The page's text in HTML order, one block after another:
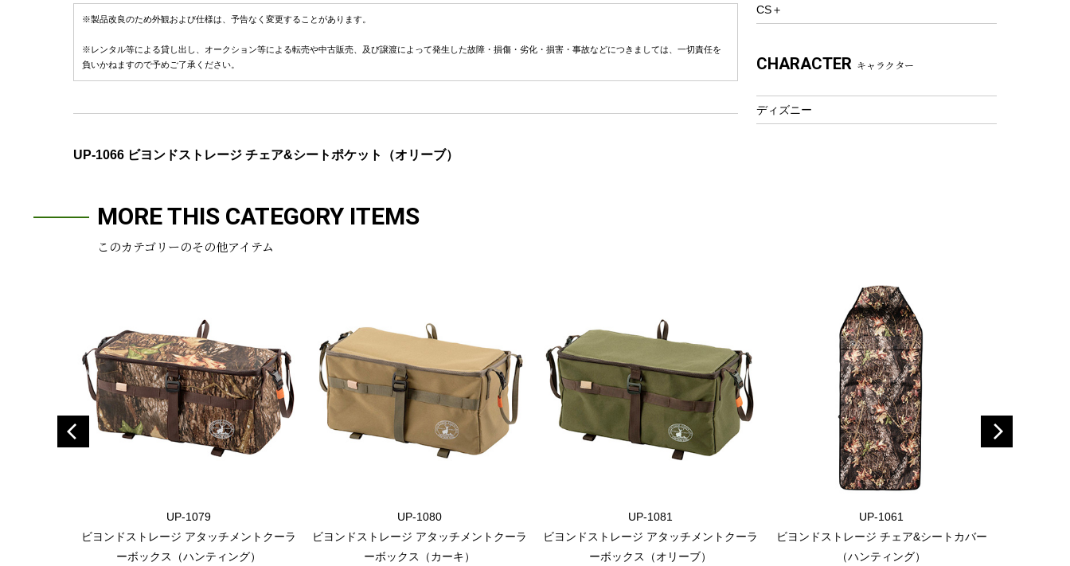
※製品改良のため外観および仕様は、予告なく変更することがあります。
※レンタル等による貸し出し、オークション等による転売や中古販売、及び譲渡によって発生した故障・損傷・劣化・損害・事故などにつきましては、一切責任を
負いかねますので予めご了承ください。
UP-1066 ビヨンドストレージ チェア&シートポケット（オリーブ）
フィットネス
アクセサリー
CS＋
CHARACTER キャラクター
ディズニー
MORE THIS CATEGORY ITEMS
このカテゴリーのその他アイテム
UP-1079
ビヨンドストレージ アタッチメントクーラ
ーボックス（ハンティング）
UP-1080
ビヨンドストレージ アタッチメントクーラ
ーボックス（カーキ）
UP-1081
ビヨンドストレージ アタッチメントクーラ
ーボックス（オリーブ）
UP-1061
ビヨンドストレージ チェア&シートカバー
（ハンティング）